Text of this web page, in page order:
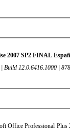
2007 SP2 FINAL
Build 12.0.6416.1000 |
Office Professional